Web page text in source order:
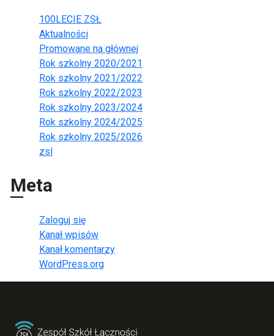
100LECIE ZSŁ
Aktualności
Promowane na głównej
Rok szkolny 2020/2021
Rok szkolny 2021/2022
Rok szkolny 2022/2023
Rok szkolny 2023/2024
Rok szkolny 2024/2025
Rok szkolny 2025/2026
zsl
Meta
Zaloguj się
Kanał wpisów
Kanał komentarzy
WordPress.org